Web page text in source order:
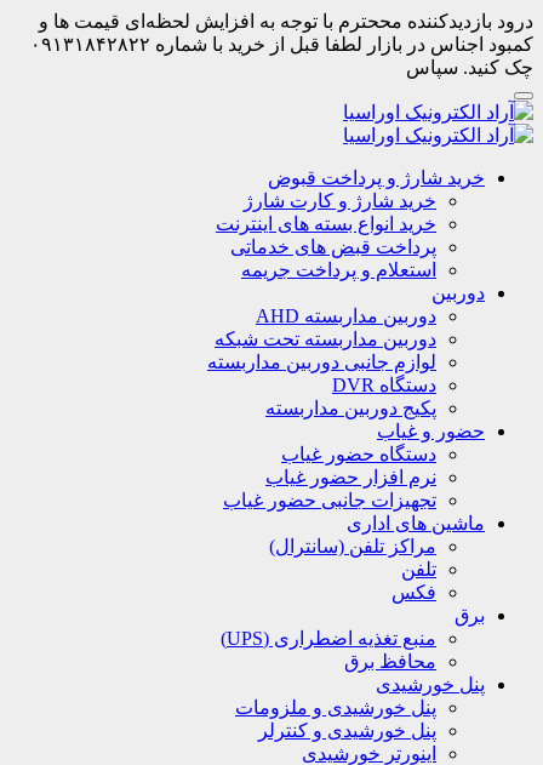
درود بازدیدکننده مححترم با توجه به افزایش لحظه‌ای قیمت ها و
کمبود اجناس در بازار لطفا قبل از خرید با شماره ۰۹۱۳۱۸۴۲۸۲۲
چک کنید. سپاس
خرید شارژ و پرداخت قبوض
خرید شارژ و کارت شارژ
خرید انواع بسته های اینترنت
پرداخت قبض های خدماتی
استعلام و پرداخت جریمه
دوربین
دوربین مداربسته AHD
دوربین مداربسته تحت شبکه
لوازم جانبی دوربین مداربسته
دستگاه DVR
پکیج دوربین مداربسته
حضور و غیاب
دستگاه حضور غیاب
نرم افزار حضور غیاب
تجهیزات جانبی حضور غیاب
ماشین های اداری
مراکز تلفن (سانترال)
تلفن
فکس
برق
منبع تغذیه اضطراری (UPS)
محافظ برق
پنل خورشیدی
پنل خورشیدی و ملزومات
پنل خورشیدی و کنترلر
اینورتر خورشیدی